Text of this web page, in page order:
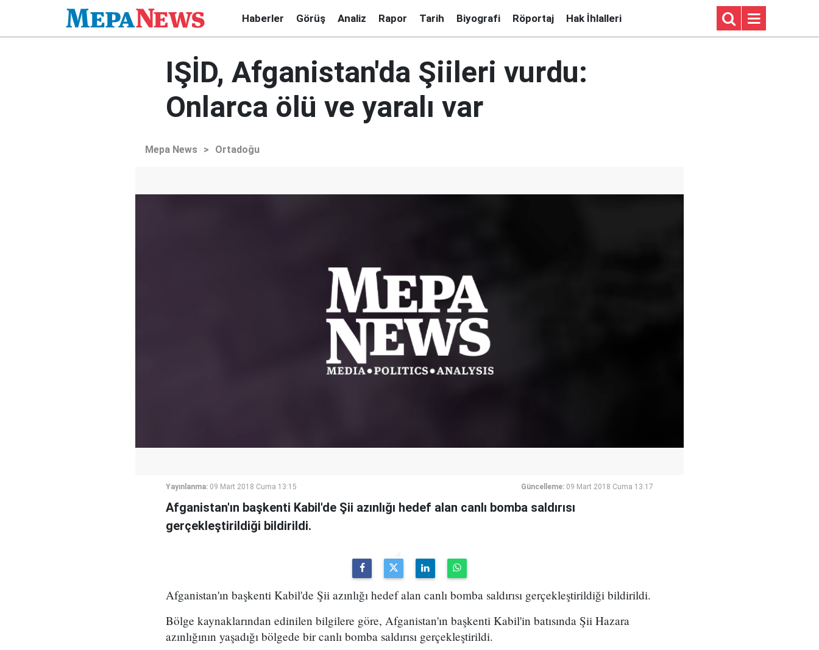
Haberler Görüş Analiz Rapor Tarih Biyografi Röportaj Hak İhlalleri
IŞİD, Afganistan'da Şiileri vurdu:
Onlarca ölü ve yaralı var
Mepa News > Ortadoğu
Yayınlanma: 09 Mart 2018 Cuma 13:15 Güncelleme: 09 Mart 2018 Cuma 13:17
Afganistan'ın başkenti Kabil'de Şii azınlığı hedef alan canlı bomba saldırısı
gerçekleştirildiği bildirildi.
Afganistan'ın başkenti Kabil'de Şii azınlığı hedef alan canlı bomba saldırısı gerçekleştirildiği bildirildi.
Bölge kaynaklarından edinilen bilgilere göre, Afganistan'ın başkenti Kabil'in batısında Şii Hazara
azınlığının yaşadığı bölgede bir canlı bomba saldırısı gerçekleştirildi.